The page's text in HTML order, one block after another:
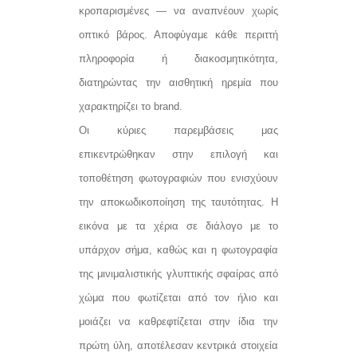
κροπαρισμένες — να αναπνέουν χωρίς
οπτικό βάρος. Αποφύγαμε κάθε περιττή
πληροφορία ή διακοσμητικότητα,
διατηρώντας την αισθητική ηρεμία που
χαρακτηρίζει το brand.
Οι κύριες παρεμβάσεις μας
επικεντρώθηκαν στην επιλογή και
τοποθέτηση φωτογραφιών που ενισχύουν
την αποκωδικοποίηση της ταυτότητας. Η
εικόνα με τα χέρια σε διάλογο με το
υπάρχον σήμα, καθώς και η φωτογραφία
της μινιμαλιστικής γλυπτικής σφαίρας από
χώμα που φωτίζεται από τον ήλιο και
μοιάζει να καθρεφτίζεται στην ίδια την
πρώτη ύλη, αποτέλεσαν κεντρικά στοιχεία